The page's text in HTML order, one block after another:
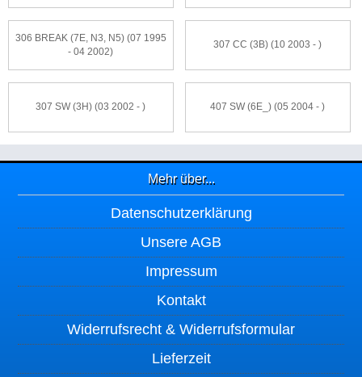
306 BREAK (7E, N3, N5) (07 1995
- 04 2002)
307 CC (3B) (10 2003 - )
307 SW (3H) (03 2002 - ) 407 SW (6E_) (05 2004 - )
Mehr über...
Datenschutzerklärung
Unsere AGB
Impressum
Kontakt
Widerrufsrecht & Widerrufsformular
Lieferzeit